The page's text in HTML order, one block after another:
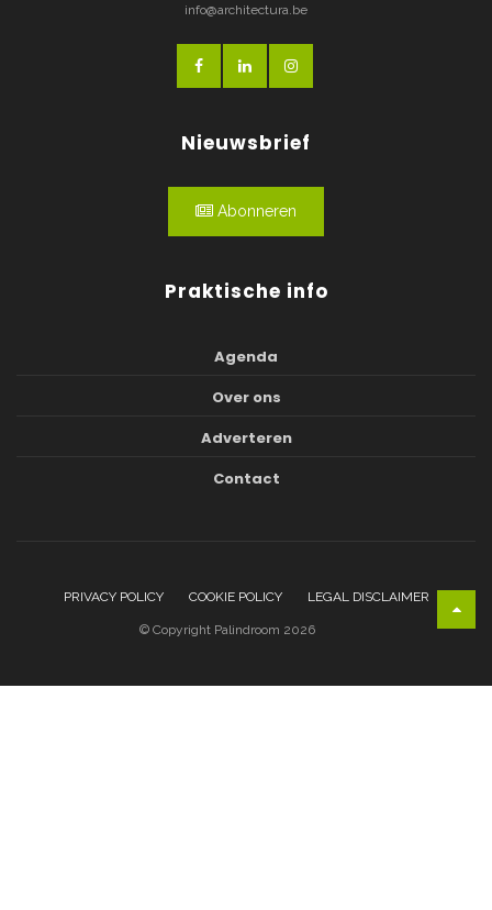
info@architectura.be
Nieuwsbrief
Abonneren
Praktische info
Agenda
Over ons
Adverteren
Contact
PRIVACY POLICY COOKIE POLICY LEGAL DISCLAIMER
© Copyright Palindroom 2026